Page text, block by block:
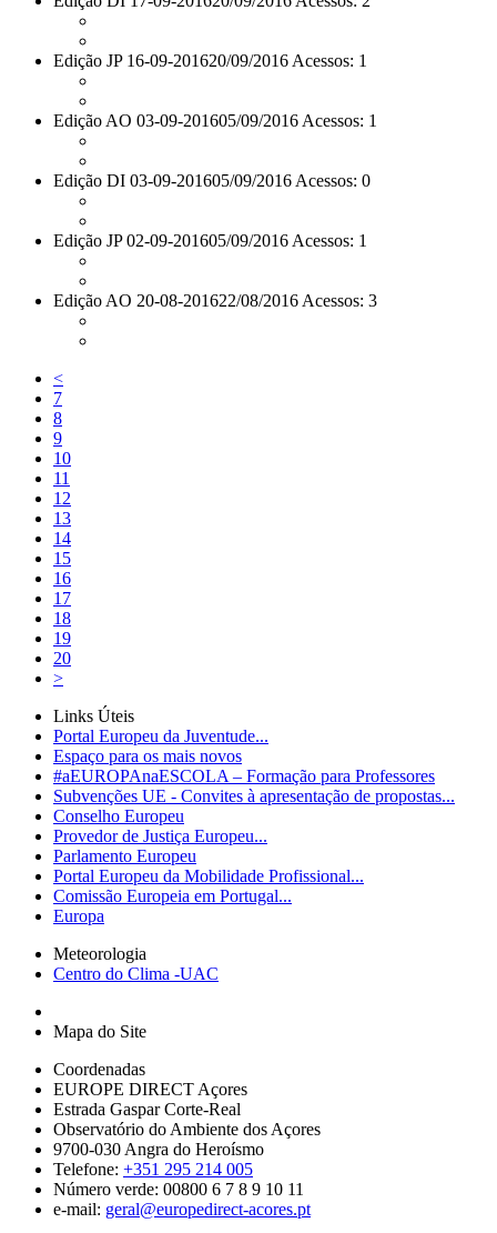
Edição JP 16-09-201620/09/2016 Acessos: 1
Edição AO 03-09-201605/09/2016 Acessos: 1
Edição DI 03-09-201605/09/2016 Acessos: 0
Edição JP 02-09-201605/09/2016 Acessos: 1
Edição AO 20-08-201622/08/2016 Acessos: 3
<
7
8
9
10
11
12
13
14
15
16
17
18
19
20
>
Links Úteis
Portal Europeu da Juventude...
Espaço para os mais novos
#aEUROPAnaESCOLA – Formação para Professores
Subvenções UE - Convites à apresentação de propostas...
Conselho Europeu
Provedor de Justiça Europeu...
Parlamento Europeu
Portal Europeu da Mobilidade Profissional...
Comissão Europeia em Portugal...
Europa
Meteorologia
Centro do Clima -UAC
Mapa do Site
Coordenadas
EUROPE DIRECT Açores
Estrada Gaspar Corte-Real
Observatório do Ambiente dos Açores
9700-030 Angra do Heroísmo
Telefone: +351 295 214 005
Número verde: 00800 6 7 8 9 10 11
e-mail: geral@europedirect-acores.pt